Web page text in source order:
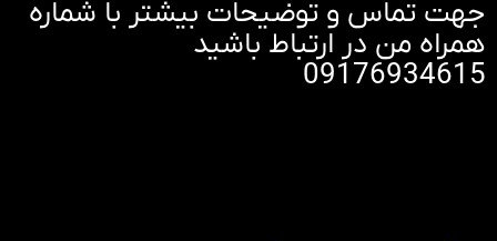
جهت تماس و توضیحات بیشتر با شماره
همراه من در ارتباط باشید
09176934615